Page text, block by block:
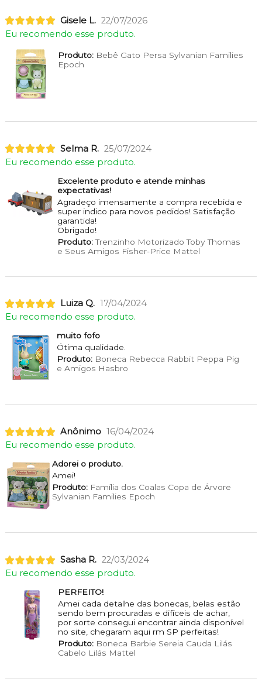
Gisele L. 22/07/2026
Eu recomendo esse produto.
Produto:Bebê Gato Persa Sylvanian Families
Epoch
Selma R. 25/07/2024
Eu recomendo esse produto.
Excelente produto e atende minhas
expectativas!
Agradeço imensamente a compra recebida e
super indico para novos pedidos! Satisfação
garantida!
Obrigado!
Produto:Trenzinho Motorizado Toby Thomas
e Seus Amigos Fisher-Price Mattel
Luiza Q. 17/04/2024
Eu recomendo esse produto.
muito fofo
Ótima qualidade.
Produto:Boneca Rebecca Rabbit Peppa Pig
e Amigos Hasbro
Anônimo 16/04/2024
Eu recomendo esse produto.
Adorei o produto.
Amei!
Produto:Família dos Coalas Copa de Árvore
Sylvanian Families Epoch
Sasha R. 22/03/2024
Eu recomendo esse produto.
PERFEITO!
Amei cada detalhe das bonecas, belas estão
sendo bem procuradas e difíceis de achar,
por sorte consegui encontrar ainda disponível
no site, chegaram aqui rm SP perfeitas!
Produto:Boneca Barbie Sereia Cauda Lilás
Cabelo Lilás Mattel